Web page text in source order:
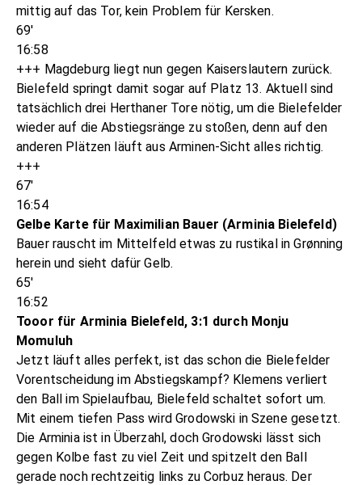
mittig auf das Tor, kein Problem für Kersken.
69'
16:58
+++ Magdeburg liegt nun gegen Kaiserslautern zurück.
Bielefeld springt damit sogar auf Platz 13. Aktuell sind
tatsächlich drei Herthaner Tore nötig, um die Bielefelder
wieder auf die Abstiegsränge zu stoßen, denn auf den
anderen Plätzen läuft aus Arminen-Sicht alles richtig.
+++
67'
16:54
Gelbe Karte für Maximilian Bauer (Arminia Bielefeld)
Bauer rauscht im Mittelfeld etwas zu rustikal in Grønning
herein und sieht dafür Gelb.
65'
16:52
Tooor für Arminia Bielefeld, 3:1 durch Monju
Momuluh
Jetzt läuft alles perfekt, ist das schon die Bielefelder
Vorentscheidung im Abstiegskampf? Klemens verliert
den Ball im Spielaufbau, Bielefeld schaltet sofort um.
Mit einem tiefen Pass wird Grodowski in Szene gesetzt.
Die Arminia ist in Überzahl, doch Grodowski lässt sich
gegen Kolbe fast zu viel Zeit und spitzelt den Ball
gerade noch rechtzeitig links zu Corbuz heraus. Der